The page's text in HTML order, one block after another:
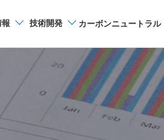
技術開発 カーボンニュートラル
サイト内検索